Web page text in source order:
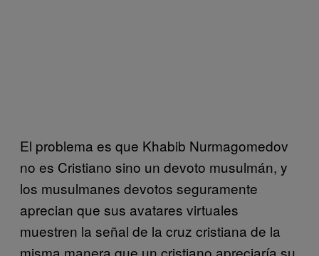
El problema es que Khabib Nurmagomedov
no es Cristiano sino un devoto musulmán, y
los musulmanes devotos seguramente
aprecian que sus avatares virtuales
muestren la señal de la cruz cristiana de la
misma manera que un cristiano apreciaría su